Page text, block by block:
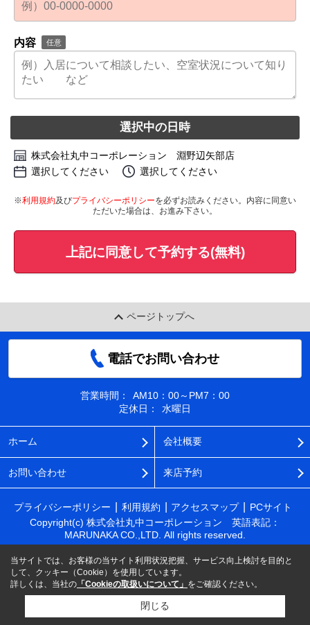
内容 任意
選択中の日時
株式会社丸中コーポレーション 淵野辺矢部店
選択してください
選択してください
※利用規約及びプライバシーポリシーを必ずお読みください。内容に同意い
ただいた場合は、お進み下さい。
上記に同意して予約する(無料)
ページトップへ
電話でお問い合わせ
営業時間：
AM10：00～PM7：00
定休日：
水曜日
ホーム 会社概要
お問い合わせ 来店予約
プライバシーポリシー 利用規約 アクセスマップ
PCサイト
Copyright(c) 株式会社丸中コーポレーション 英語表記：
MARUNAKA CO.,LTD. All rights reserved.
当サイトでは、お客様の当サイト利用状況把握、サービス向上検討を目的と
して、クッキー（Cookie）を使用しています。
詳しくは、当社の 「Cookieの取扱いについて」 をご確認ください。
閉じる